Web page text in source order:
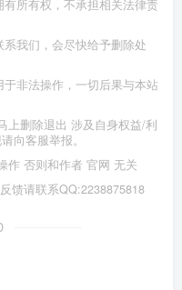
所有权，不承担相关法律责
我们，会尽快给予删除处
非法操作，一切后果与本站
上删除退出 涉及自身权益/利
向客服举报。
作 否则和作者 官网 无关
馈请联系QQ:2238875818